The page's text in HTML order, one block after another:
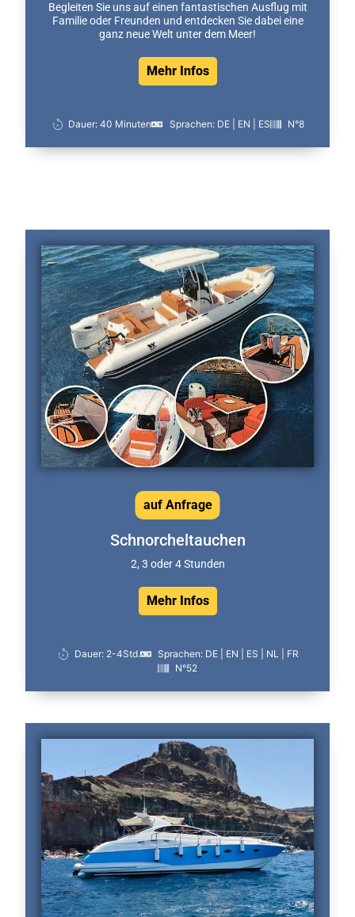
Begleiten Sie uns auf einen fantastischen Ausflug mit
Familie oder Freunden und entdecken Sie dabei eine
ganz neue Welt unter dem Meer!
Mehr Infos
Dauer: 40 Minuten Sprachen: DE | EN | ES N°8
Schnorcheltauchen
2, 3 oder 4 Stunden
Mehr Infos
auf Anfrage
Dauer: 2-4Std.
Sprachen: DE | EN | ES | NL | FR
N°52